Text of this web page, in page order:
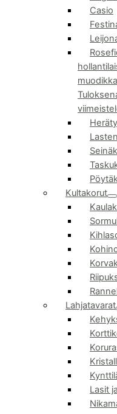
Casio
Kultakorut
Lahjatavarat
Lasit